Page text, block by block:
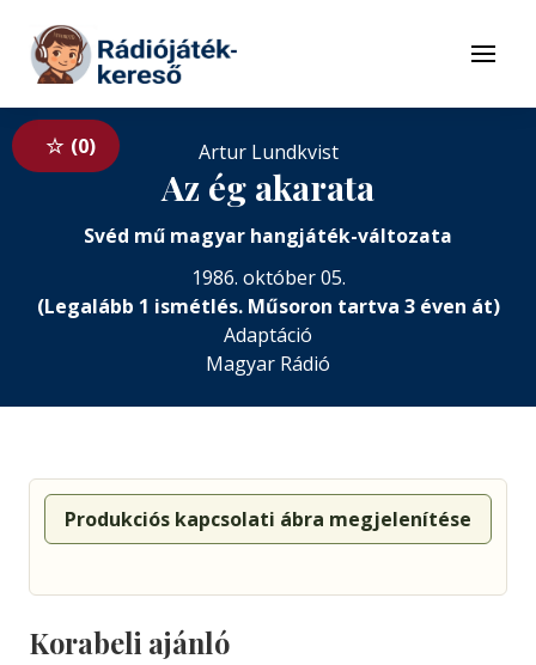
Tovább a tartalomhoz
Menü
0 Artur Lundkvist
Az ég akarata
Svéd mű magyar hangjáték-változata
1986. október 05.
(Legalább 1 ismétlés. Műsoron tartva 3 éven át)
Adaptáció
Magyar Rádió
Produkciós kapcsolati ábra megjelenítése
Korabeli ajánló